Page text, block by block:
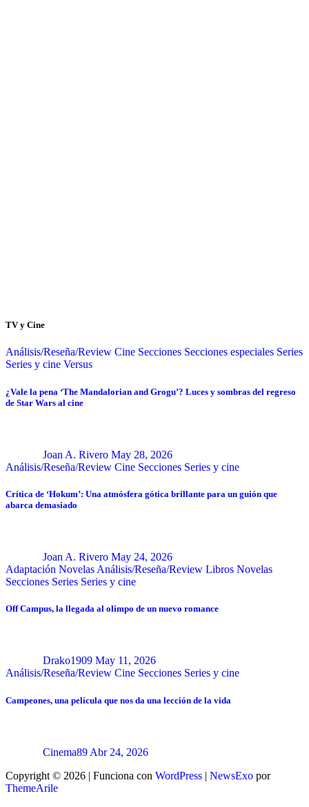
TV y Cine
Análisis/Reseña/Review Cine Secciones Secciones especiales Series
Series y cine Versus
¿Vale la pena ‘The Mandalorian and Grogu’? Luces y sombras del regreso
de Star Wars al cine
Joan A. Rivero May 28, 2026
Análisis/Reseña/Review Cine Secciones Series y cine
Crítica de ‘Hokum’: Una atmósfera gótica brillante para un guión que
abarca demasiado
Joan A. Rivero May 24, 2026
Adaptación Novelas Análisis/Reseña/Review Libros Novelas
Secciones Series Series y cine
Off Campus, la llegada al olimpo de un nuevo romance
Drako1909 May 11, 2026
Análisis/Reseña/Review Cine Secciones Series y cine
Campeones, una película que nos da una lección de la vida
Cinema89 Abr 24, 2026
Copyright © 2026 | Funciona con WordPress | NewsExo por
ThemeArile